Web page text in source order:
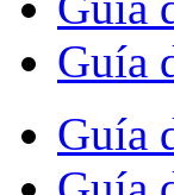
Guía
Guía